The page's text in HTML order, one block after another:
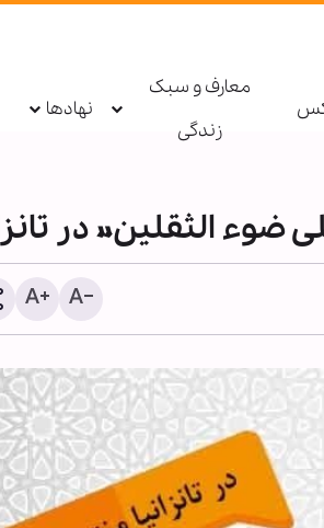
معارف و سبک
زندگی
نهادها
ضوء الثقلین» در
سکینه مؤمنان در طوفان
فشار